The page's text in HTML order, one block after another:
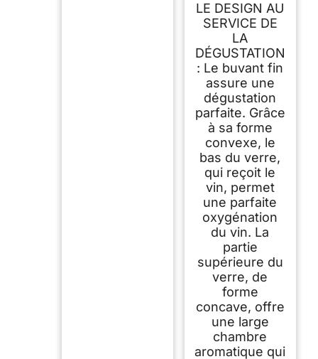
LE DESIGN AU
SERVICE DE
LA
DÉGUSTATION
: Le buvant fin
assure une
dégustation
parfaite. Grâce
à sa forme
convexe, le
bas du verre,
qui reçoit le
vin, permet
une parfaite
oxygénation
du vin. La
partie
supérieure du
verre, de
forme
concave, offre
une large
chambre
aromatique qui